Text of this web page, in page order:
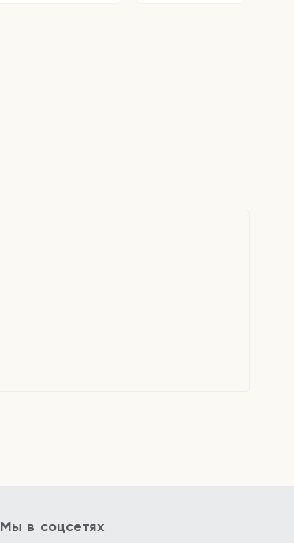
Мы в соцсетях